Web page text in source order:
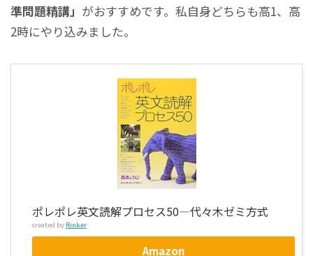
準問題精講」 がおすすめです。私自身どちらも高1、高
2時にやり込みました。
ポレポレ英文読解プロセス50―代々木ゼミ方式
created by Rinker
Amazon